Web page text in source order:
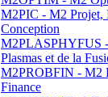
M2PIC - M2 Projet,
Conception
M2PLASPHYFUS
Plasmas et de la
M2PROBFIN - M2
Finance